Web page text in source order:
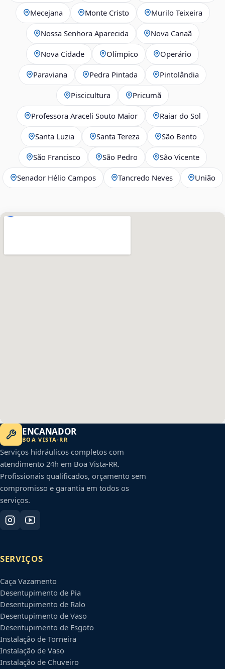
Mecejana Monte Cristo Murilo Teixeira
Nossa Senhora Aparecida Nova Canaã
Nova Cidade Olímpico Operário
Paraviana Pedra Pintada Pintolândia
Piscicultura Pricumã
Professora Araceli Souto Maior Raiar do Sol
Santa Luzia Santa Tereza São Bento
São Francisco São Pedro São Vicente
Senador Hélio Campos Tancredo Neves União
ENCANADOR
BOA VISTA-RR
Serviços hidráulicos completos com
atendimento 24h em Boa Vista-RR.
Profissionais qualificados, orçamento sem
compromisso e garantia em todos os
serviços.
SERVIÇOS
Caça Vazamento
Desentupimento de Pia
Desentupimento de Ralo
Desentupimento de Vaso
Desentupimento de Esgoto
Instalação de Torneira
Instalação de Vaso
Instalação de Chuveiro